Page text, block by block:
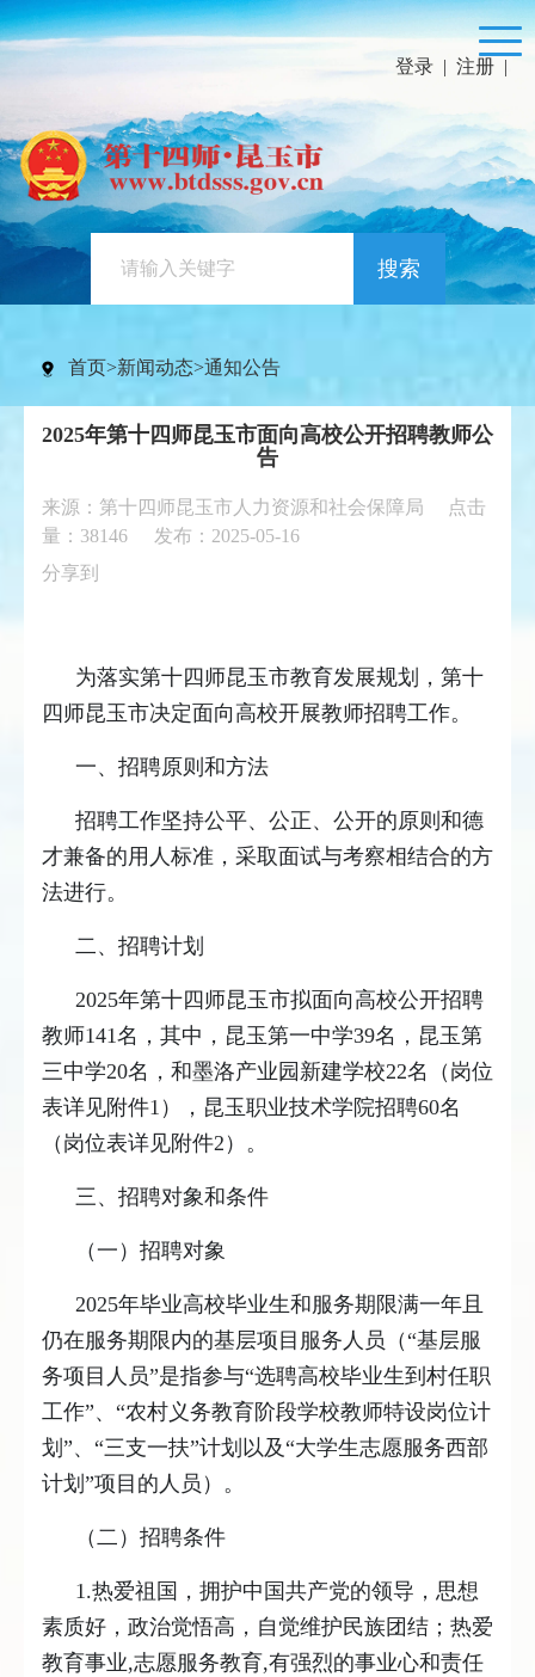
登录 | 注册 |
搜索
首页>新闻动态>通知公告
2025年第十四师昆玉市面向高校公开招聘教师公
告
来源：第十四师昆玉市人力资源和社会保障局 点击
量： 38146
发布：2025-05-16
分享到
为落实第十四师昆玉市教育发展规划，第十
四师昆玉市决定面向高校开展教师招聘工作。
一、招聘原则和方法
招聘工作坚持公平、公正、公开的原则和德
才兼备的用人标准，采取面试与考察相结合的方
法进行。
二、招聘计划
2025年第十四师昆玉市拟面向高校公开招聘
教师141名，其中，昆玉第一中学39名，昆玉第
三中学20名，和墨洛产业园新建学校22名（岗位
表详见附件1），昆玉职业技术学院招聘60名
（岗位表详见附件2）。
三、招聘对象和条件
（一）招聘对象
2025年毕业高校毕业生和服务期限满一年且
仍在服务期限内的基层项目服务人员（“基层服
务项目人员”是指参与“选聘高校毕业生到村任职
工作”、“农村义务教育阶段学校教师特设岗位计
划”、“三支一扶”计划以及“大学生志愿服务西部
计划”项目的人员）。
（二）招聘条件
1.热爱祖国，拥护中国共产党的领导，思想
素质好，政治觉悟高，自觉维护民族团结；热爱
教育事业,志愿服务教育,有强烈的事业心和责任